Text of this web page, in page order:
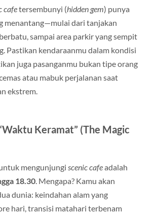
cafetersembunyi (hidden gem) punya
menantang—mulai dari tanjakan
sampai area parkir yang sempit
Pastikan kendaraanmu dalam kondisi
juga pasanganmu bukan tipe orang
atau mabuk perjalanan saat
ekstrem.
Keramat” (The Magic
mengunjungi scenic cafeadalah
18.30. Mengapa? Kamu akan
dunia: keindahan alam yang
hari, transisi matahari terbenam